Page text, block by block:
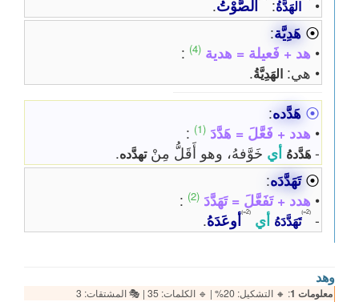
•
الهَدَّةُ: الصَّوْتُ.
⦿ هَدِيَّة:
• هد + فَعيلة = هدية (4)
:
• هي: الهَدِيَّةُ.
⦿ هَدَّده:
• هدد + فَعَّلَ = هَدَّدَ (1)
:
- هَدَّدهُأيخَوَّفهُ، وهو أَقَلُّ مِنْ تهدَّده.
⦿ تَهَدَّدَه:
• هدد + تَفَعَّلَ = تَهَدَّدَ (2)
:
-
تَهَدَّدَهُأي أوعَدَهُ.
وهد
معلومات 1 : 🔸 التشكيل: 20% | 🔹 الكلمات: 35 | 🎭 المشتقات: 3